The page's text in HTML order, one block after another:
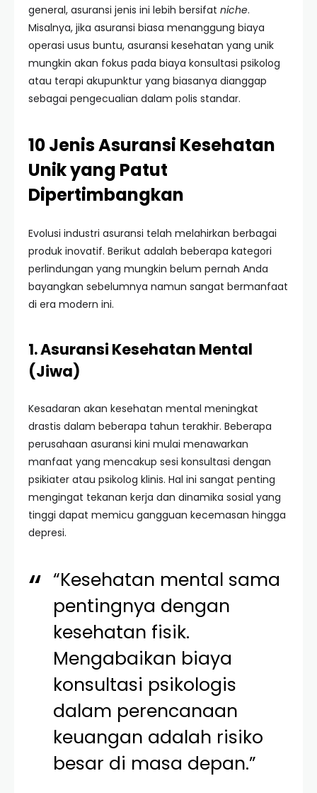
general, asuransi jenis ini lebih bersifat niche.
Misalnya, jika asuransi biasa menanggung biaya
operasi usus buntu, asuransi kesehatan yang unik
mungkin akan fokus pada biaya konsultasi psikolog
atau terapi akupunktur yang biasanya dianggap
sebagai pengecualian dalam polis standar.
10 Jenis Asuransi Kesehatan
Unik yang Patut
Dipertimbangkan
Evolusi industri asuransi telah melahirkan berbagai
produk inovatif. Berikut adalah beberapa kategori
perlindungan yang mungkin belum pernah Anda
bayangkan sebelumnya namun sangat bermanfaat
di era modern ini.
1. Asuransi Kesehatan Mental
(Jiwa)
Kesadaran akan kesehatan mental meningkat
drastis dalam beberapa tahun terakhir. Beberapa
perusahaan asuransi kini mulai menawarkan
manfaat yang mencakup sesi konsultasi dengan
psikiater atau psikolog klinis. Hal ini sangat penting
mengingat tekanan kerja dan dinamika sosial yang
tinggi dapat memicu gangguan kecemasan hingga
depresi.
“Kesehatan mental sama
pentingnya dengan
kesehatan fisik.
Mengabaikan biaya
konsultasi psikologis
dalam perencanaan
keuangan adalah risiko
besar di masa depan.”